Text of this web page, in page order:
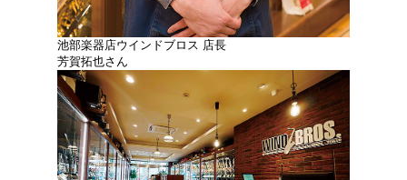
池部楽器店ウインドブロス 店長
芳賀拓也さん